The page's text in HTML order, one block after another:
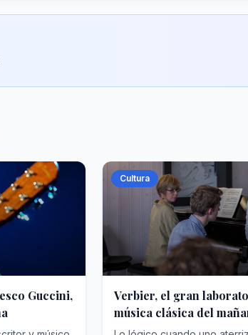
Guccini,
Cultura
Verbier, el gran
música clásica del